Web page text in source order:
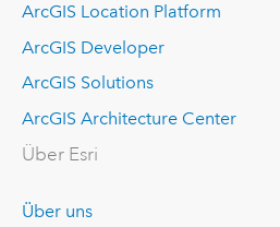
ArcGIS Location Platform
ArcGIS Developer
ArcGIS Solutions
ArcGIS Architecture Center
Über Esri
Über uns